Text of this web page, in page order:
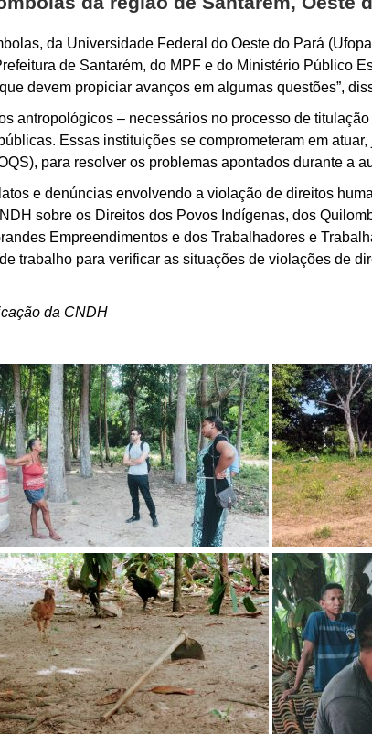
da Universidade Federal do Oeste do Pará
de Santarém, do MPF e do Ministério Público
devem propiciar avanços em algumas questões”,
antropológicos – necessários no processo de
Essas instituições se comprometeram em
para resolver os problemas apontados durante a
e denúncias envolvendo a violação de direitos
sobre os Direitos dos Povos Indígenas, dos
Empreendimentos e dos Trabalhadores e
trabalho para verificar as situações de violações de
da CNDH